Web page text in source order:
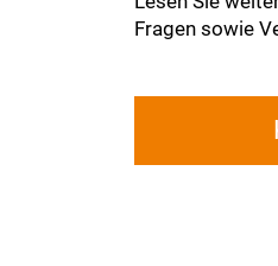
Fragen sowie